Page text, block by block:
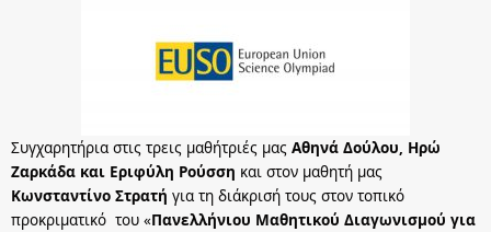
Συγχαρητήρια στις τρεις μαθήτριές μας Αθηνά Δούλου, Ηρώ
Ζαρκάδα και Εριφύλη Ρούσση και στον μαθητή μας
Κωνσταντίνο Στρατή για τη διάκρισή τους στον τοπικό
προκριματικό του «Πανελλήνιου Μαθητικού Διαγωνισμού για